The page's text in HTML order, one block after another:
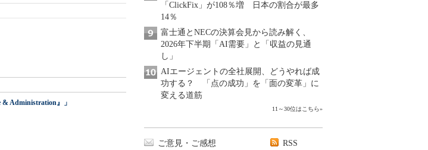
Administration』」
「ClickFix」が108％増 日本の割合が最多
14％
富士通とNECの決算会見から読み解く、
2026年下半期「AI需要」と「収益の見通
し」
AIエージェントの全社展開、どうやれば成
功する？ 「点の成功」を「面の変革」に
変える道筋
11～30位はこちら»
ご意見・ご感想
RSS